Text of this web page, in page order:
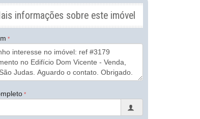
informações sobre este imóvel